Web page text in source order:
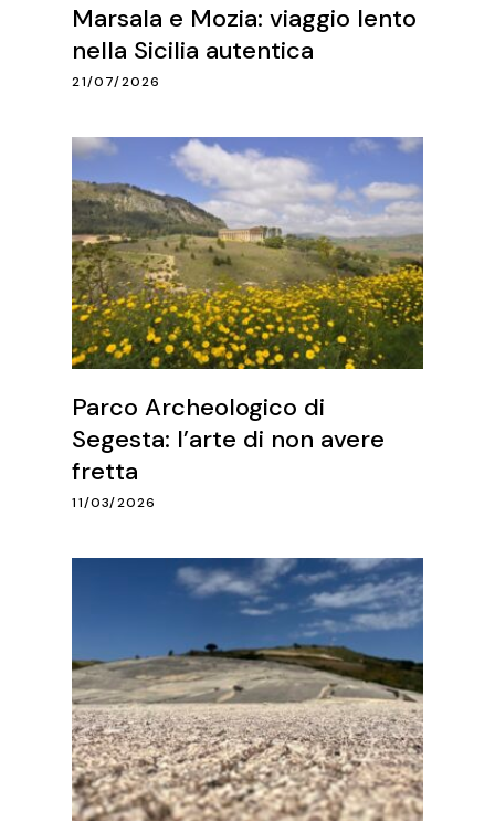
Marsala e Mozia: viaggio lento
nella Sicilia autentica
21/07/2026
Parco Archeologico di
Segesta: l’arte di non avere
fretta
11/03/2026